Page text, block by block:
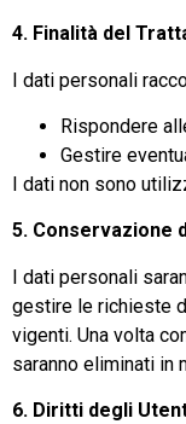
4. Finalità del
I dati personali
Rispondere
Gestire
I dati non sono
5. Conservazione
I dati personali
gestire le richieste
vigenti. Una volta
saranno eliminati in
6. Diritti degli